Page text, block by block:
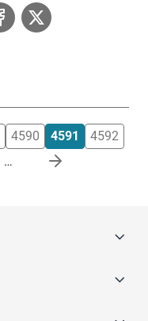
4590 4591
4592
…